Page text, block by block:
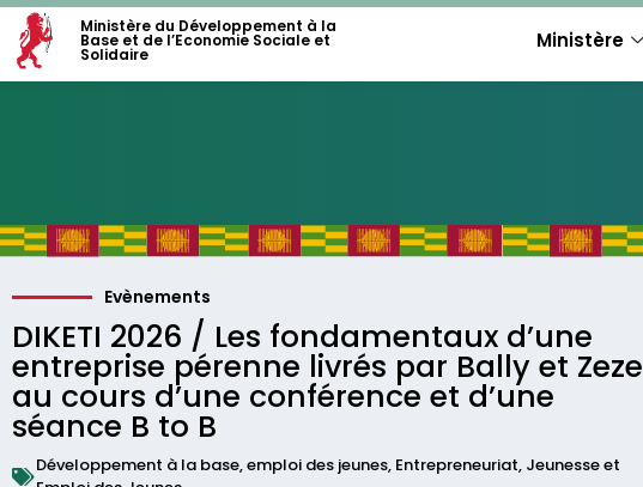
Ministère du Développement à la
Base et de l’Economie Sociale et
Solidaire
Ministère
Evènements
DIKETI 2026 / Les fondamentaux d’une
entreprise pérenne livrés par Bally et Zeze
au cours d’une conférence et d’une
séance B to B
Développement à la base,emploi des jeunes, Entrepreneuriat, Jeunesse et